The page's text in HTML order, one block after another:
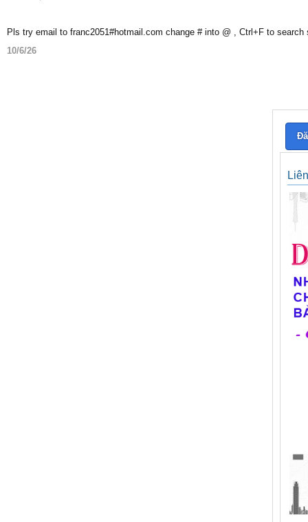
Pls try email to franc2051#hotmail.com change # into @ , Ctrl+F to search
10/6/26